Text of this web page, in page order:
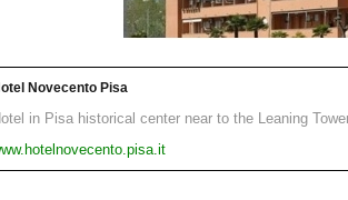
Novecento Pisa
in Pisa historical center near to the Leaning